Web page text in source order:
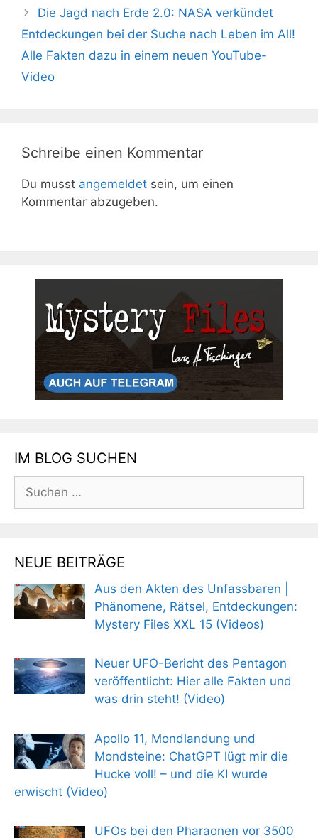
Die Jagd nach Erde 2.0: NASA verkündet
Entdeckungen bei der Suche nach Leben im All!
Alle Fakten dazu in einem neuen YouTube-
Video
Schreibe einen Kommentar
Du musst angemeldet sein, um einen
Kommentar abzugeben.
IM BLOG SUCHEN
nach:
NEUE BEITRÄGE
Aus den Akten des Unfassbaren |
Phänomene, Rätsel, Entdeckungen:
Mystery Files XXL 15 (Videos)
Neuer UFO-Bericht des Pentagon
veröffentlicht: Hier alle Fakten und
was drin steht! (Video)
Apollo 11, Mondlandung und
Mondsteine: ChatGPT lügt mir die
Hucke voll! – und die KI wurde
erwischt (Video)
UFOs bei den Pharaonen vor 3500